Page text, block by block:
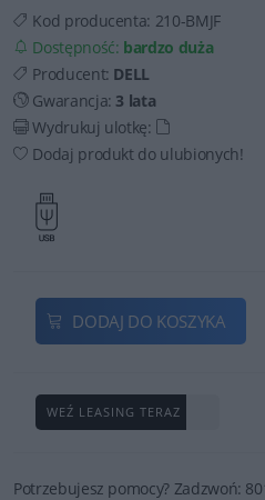
Kod producenta: 210-BMJF
Dostępność: bardzo duża
Producent: DELL
Gwarancja:3 lata
Wydrukuj ulotkę:
Dodaj produkt do ulubionych!
DODAJ DO KOSZYKA
WEŹ LEASING TERAZ
Potrzebujesz pomocy? Zadzwoń: